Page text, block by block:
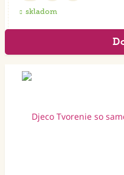
skladom